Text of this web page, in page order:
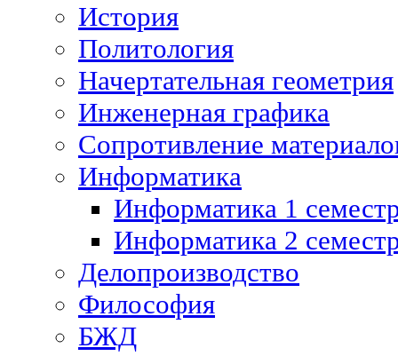
История
Политология
Начертательная геометрия
Инженерная графика
Сопротивление
Информатика
Информатика 1
Информатика 2
Делопроизводство
Философия
БЖД